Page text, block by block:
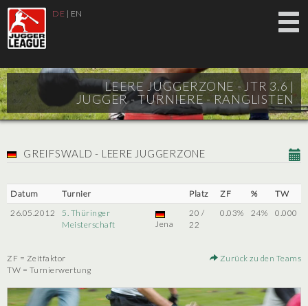
DE | EN
LEERE JUGGERZONE - JTR 3.6 |
JUGGER - TURNIERE - RANGLISTEN
GREIFSWALD - LEERE JUGGERZONE
Datum Turnier Platz ZF %
TW
26.05.2012
5. Thüringer
Meisterschaft
Jena
20 /
22
0.03% 24% 0.000
ZF = Zeitfaktor
TW = Turnierwertung
Zurück zu den Teams